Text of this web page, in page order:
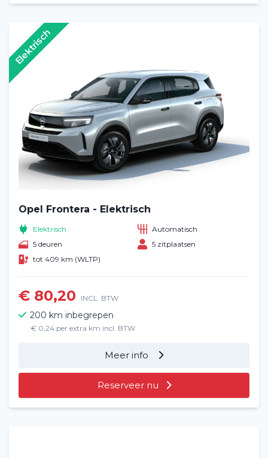
Opel Frontera - Elektrisch
Elektrisch
Automatisch
5 deuren
5 zitplaatsen
tot 409 km (WLTP)
€ 80,20 INCL. BTW
200 km inbegrepen
€ 0,24 per extra km incl. BTW
Meer info
Reserveer nu
Elektrisch